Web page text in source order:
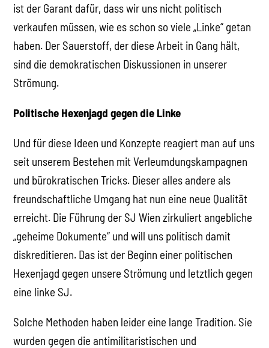
ist der Garant dafür, dass wir uns nicht politisch
verkaufen müssen, wie es schon so viele „Linke“ getan
haben. Der Sauerstoff, der diese Arbeit in Gang hält,
sind die demokratischen Diskussionen in unserer
Strömung.
Politische Hexenjagd gegen die Linke
Und für diese Ideen und Konzepte reagiert man auf uns
seit unserem Bestehen mit Verleumdungskampagnen
und bürokratischen Tricks. Dieser alles andere als
freundschaftliche Umgang hat nun eine neue Qualität
erreicht. Die Führung der SJ Wien zirkuliert angebliche
„geheime Dokumente“ und will uns politisch damit
diskreditieren. Das ist der Beginn einer politischen
Hexenjagd gegen unsere Strömung und letztlich gegen
eine linke SJ.
Solche Methoden haben leider eine lange Tradition. Sie
wurden gegen die antimilitaristischen und